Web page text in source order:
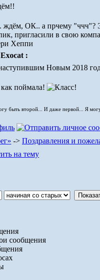
ждём, ОК.. а прчему "ччч"?
пригласили в свою
Exocat :
Новым 2018
поймала!
быть второй... И даже первой... Я
-> Поздравления и
сообщения